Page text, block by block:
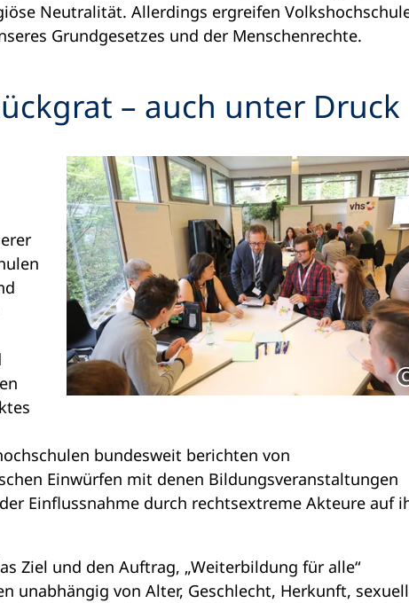
Neutralität. Allerdings ergreifen
Grundgesetzes und der Menschenrechte.
– auch unter Druck
bundesweit berichten von
Einwürfen mit denen Bildungsveranstaltungen
Einflussnahme durch rechtsextreme Akteure auf
Ziel und den Auftrag, „Weiterbildung für alle“
unabhängig von Alter, Geschlecht, Herkunft,